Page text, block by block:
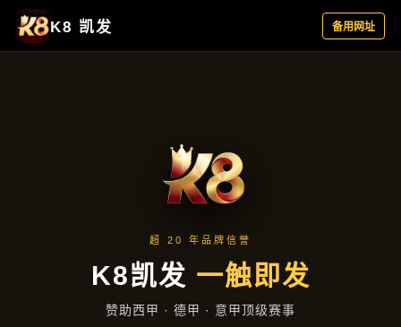
公司动态
首页 公司动态